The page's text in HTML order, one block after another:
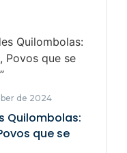
de 2024
Quilombolas:
que se